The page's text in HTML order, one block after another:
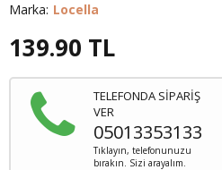
Marka: Locella
139.90 TL
TELEFONDA SİPARİŞ
VER
05013353133
Tıklayın, telefonunuzu
bırakın. Sizi arayalım.